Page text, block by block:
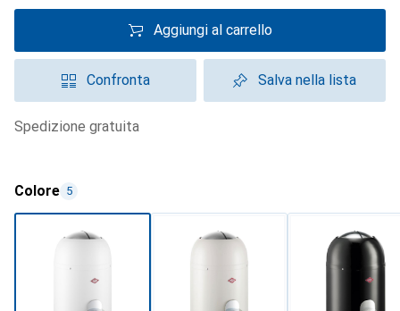
Aggiungi al carrello
Confronta Salva nella lista
spedizione gratuita
Colore 5